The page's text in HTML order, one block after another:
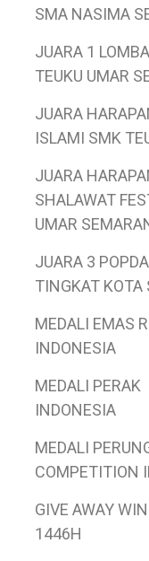
SMA NASIMA
JUARA 1
TEUKU UMAR
JUARA
ISLAMI SMK
JUARA
SHALAWAT
UMAR
JUARA 3
TINGKAT KOTA
MEDALI EMAS
INDONESIA
MEDALI
INDONESIA
MEDALI
COMPETITION
GIVE AWAY
1446H